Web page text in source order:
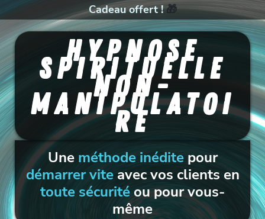
Cadeau offert !🎁
HYPNOSE
spirituelle
non-
manipulatoi
re
Une méthode inéditepour
démarrer viteavec vos clients en
toute sécuritéou pour vous-
même